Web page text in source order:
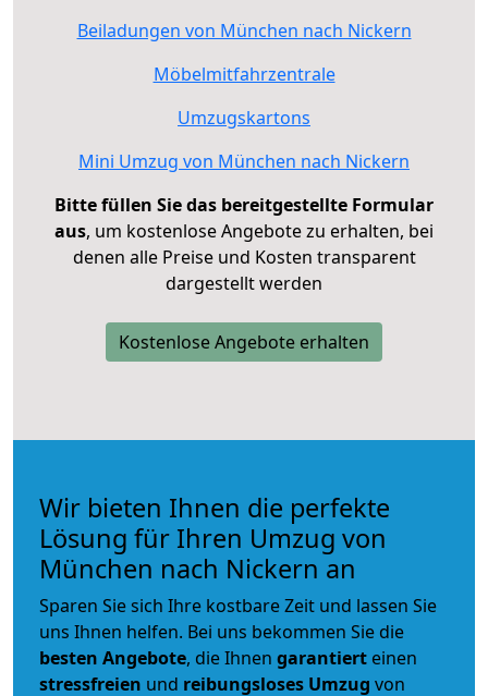
Beiladungen von München nach Nickern
Möbelmitfahrzentrale
Umzugskartons
Mini Umzug von München nach Nickern
Bitte füllen Sie das bereitgestellte Formular
aus, um kostenlose Angebote zu erhalten, bei
denen alle Preise und Kosten transparent
dargestellt werden
Kostenlose Angebote erhalten
Wir bieten Ihnen die perfekte
Lösung für Ihren Umzug von
München nach Nickern an
Sparen Sie sich Ihre kostbare Zeit und lassen Sie
uns Ihnen helfen. Bei uns bekommen Sie die
besten Angebote, die Ihnen garantiert einen
stressfreien und reibungsloses Umzug von